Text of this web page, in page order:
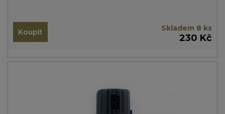
Koupit Skladem 8 ks
230 Kč